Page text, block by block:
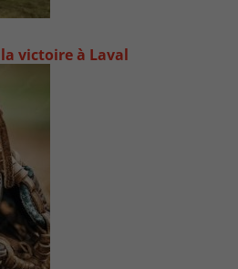
victoire à Laval